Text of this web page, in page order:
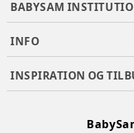
BABYSAM
INFO
INSPIRATION OG